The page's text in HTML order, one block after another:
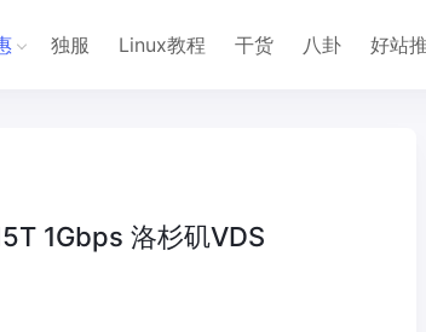
独服 Linux教程 干货 八卦 好站
1Gbps 洛杉矶VDS